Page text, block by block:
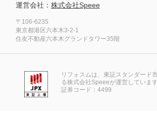
運営会社： 株式会社Speee
〒106-6235
東京都港区六本木3-2-1
住友不動産六本木グランドタワー35階
リフォスムは、東証スタンダード
る株式会社Speeeが運営しています
証券コード：4499